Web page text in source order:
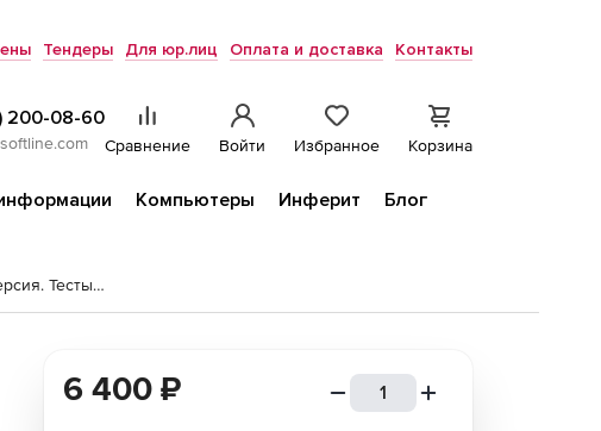
Тендеры Для юр.лиц Оплата и доставка Контакты
200-08-60
Сравнение Войти Избранное Корзина
Компьютеры Инферит
Блог
Наглядная начальная школа. Сетевая версия. Тесты. Окружающий мир. 1 - 4 классы
6 400 ₽